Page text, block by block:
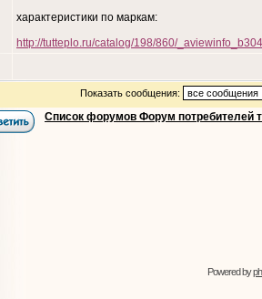
характеристики по маркам:
http://tutteplo.ru/catalog/198/860/
Показать сообщения:
Список форумов Форум потребителей
Powered by